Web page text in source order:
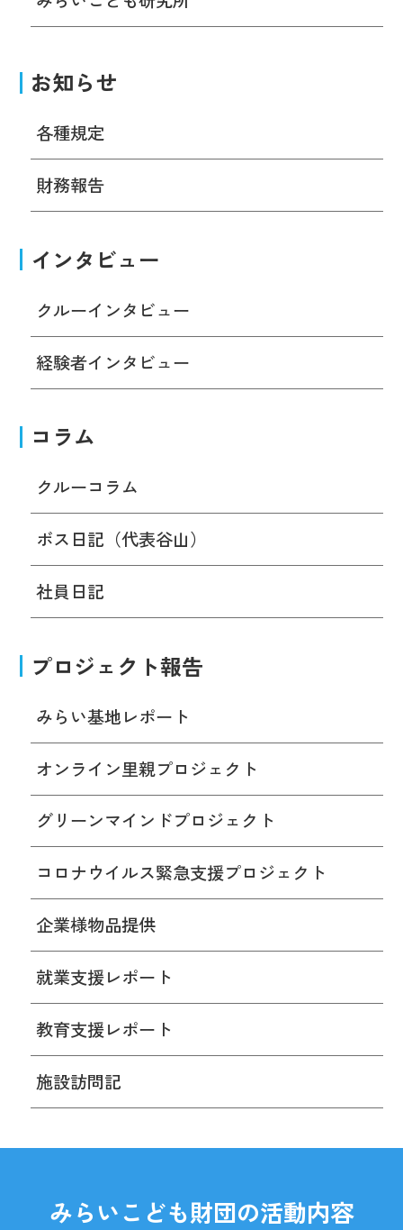
お知らせ
各種規定
財務報告
インタビュー
クルーインタビュー
経験者インタビュー
コラム
クルーコラム
ボス日記（代表谷山）
社員日記
プロジェクト報告
みらい基地レポート
オンライン里親プロジェクト
グリーンマインドプロジェクト
コロナウイルス緊急支援プロジェクト
企業様物品提供
就業支援レポート
教育支援レポート
施設訪問記
みらいこども財団の活動内容